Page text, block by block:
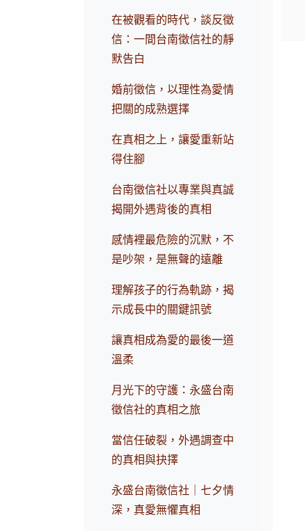
在被觀看的時代，談反徵
信：一間台南徵信社的靜
默告白
婚前徵信，以理性為愛情
把關的成熟選擇
在真相之上，讓愛重新站
得住腳
台南徵信社以專業與真誠
揭開外遇背後的真相
感情裡最危險的沉默，不
是吵架，是無聲的遠離
理解孩子的行為軌跡，揭
示成長中的關鍵訊號
讓真相成為愛的最後一道
溫柔
月光下的守護：永盛台南
徵信社的真相之旅
當信任破裂，外遇調查中
的真相與抉擇
永盛台南徵信社｜七夕情
深，真愛無懼真相